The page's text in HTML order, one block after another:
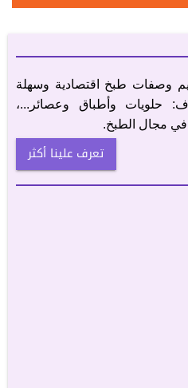
وصفات طبخ اقتصادية وسهلة
حلويات وأطباق وعصائر...،
في مجال الطبخ.
تعرف علينا أكثر